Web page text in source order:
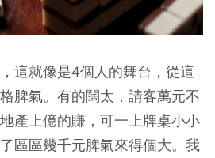
這就像是4個人的舞台，從這
脾氣。有的闊太，請客萬元不
產上億的賺，可一上牌桌小小
區區幾千元脾氣來得個大。我